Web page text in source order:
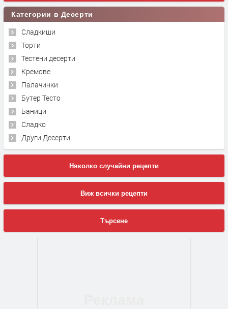
Категории в Десерти
Сладкиши
Торти
Тестени десерти
Кремове
Палачинки
Бутер Тесто
Баници
Сладко
Други Десерти
Няколко случайни рецепти
Виж всички рецепти
Търсене